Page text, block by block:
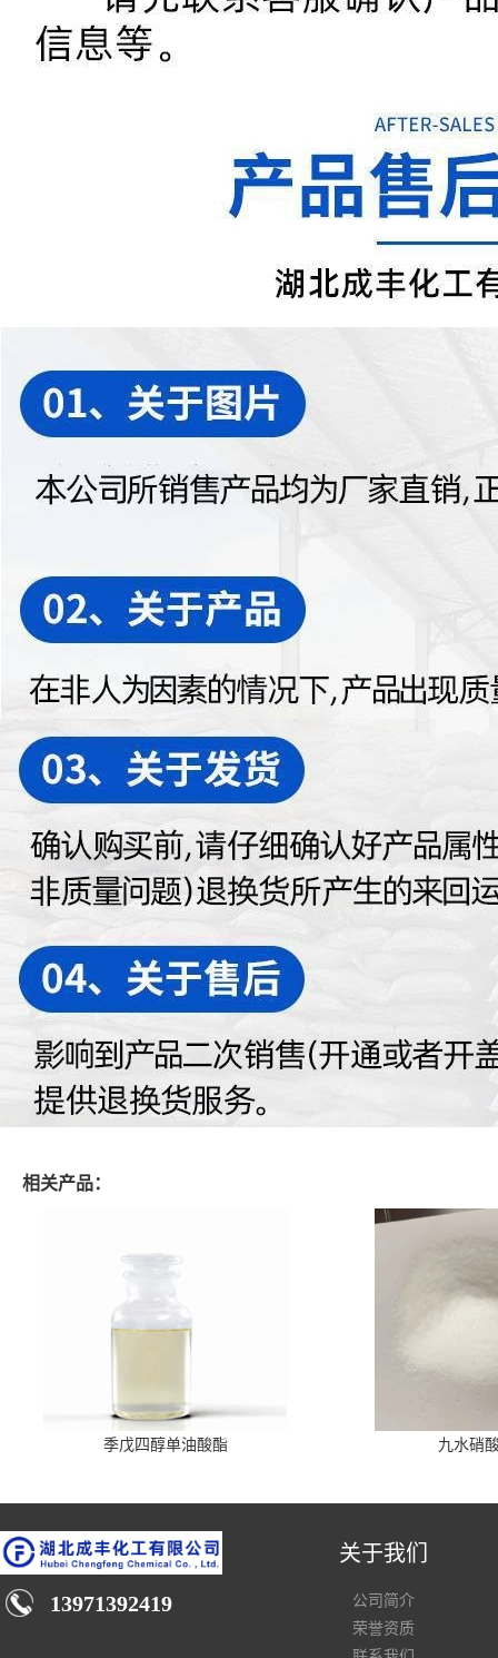
相关产品：
季戊四醇单油酸酯 九水硝
13971392419
关于我们
公司简介
荣誉资质